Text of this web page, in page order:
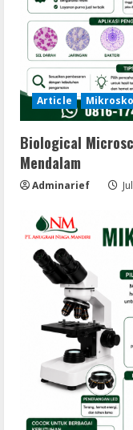
Article
Biological
Mendalam
Adminarief